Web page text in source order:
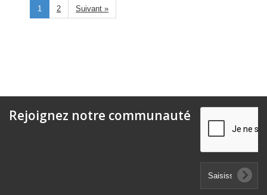
1 2 Suivant »
Rejoignez notre communauté